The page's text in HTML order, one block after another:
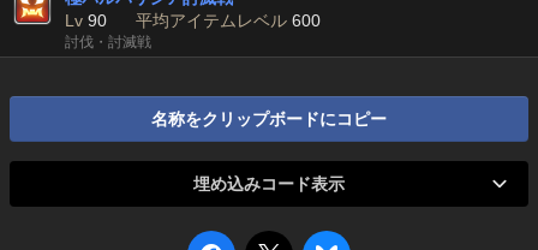
Lv 90 平均アイテムレベル 600
討伐・討滅戦
名称をクリップボードにコピー
埋め込みコード表示